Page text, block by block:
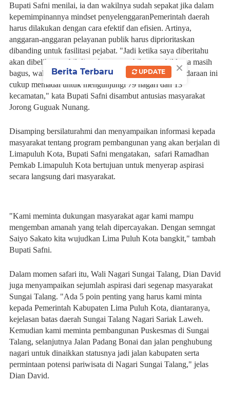
Bupati Safni menilai, ia dan wakilnya sudah sepakat jika dalam
kepemimpinannya mindset penyelenggaranPemerintah daerah
harus dilakukan dengan cara efektif dan efisien. Artinya,
anggaran-anggaran pelayanan publik harus diprioritaskan
dibanding untuk fasilitasi pejabat. "Jadi ketika saya diberitahu
akan dibelikan mobil dinas baru, saya bilang mobil lama masih
bagus, walaupun Lima Puluh Kota luas, kami rasa kendaraan ini
cukup memadai untuk mengunjungi 79 nagari dan 13
kecamatan," kata Bupati Safni disambut antusias masyarakat
Jorong Guguak Nunang.
Disamping bersilaturahmi dan menyampaikan informasi kepada
masyarakat tentang program pembangunan yang akan berjalan di
Limapuluh Kota, Bupati Safni mengatakan, safari Ramadhan
Pemkab Limapuluh Kota bertujuan untuk menyerap aspirasi
secara langsung dari masyarakat.
"Kami meminta dukungan masyarakat agar kami mampu
mengemban amanah yang telah dipercayakan. Dengan semngat
Saiyo Sakato kita wujudkan Lima Puluh Kota bangkit," tambah
Bupati Safni.
Dalam momen safari itu, Wali Nagari Sungai Talang, Dian David
juga menyampaikan sejumlah aspirasi dari segenap masyarakat
Sungai Talang. "Ada 5 poin penting yang harus kami minta
kepada Pemerintah Kabupaten Lima Puluh Kota, diantaranya,
kejelasan batas daerah Sungai Talang Nagari Sariak Laweh.
Kemudian kami meminta pembangunan Puskesmas di Sungai
Talang, selanjutnya Jalan Padang Bonai dan jalan penghubung
nagari untuk dinaikkan statusnya jadi jalan kabupaten serta
permintaan potensi pariwisata di Nagari Sungai Talang," jelas
Dian David.
×
Berita Terbaru UPDATE